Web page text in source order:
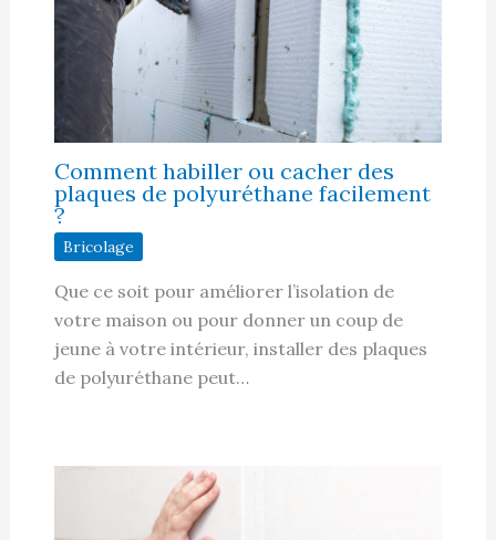
Comment habiller ou cacher des
plaques de polyuréthane facilement
?
Bricolage
Que ce soit pour améliorer l’isolation de
votre maison ou pour donner un coup de
jeune à votre intérieur, installer des plaques
de polyuréthane peut…